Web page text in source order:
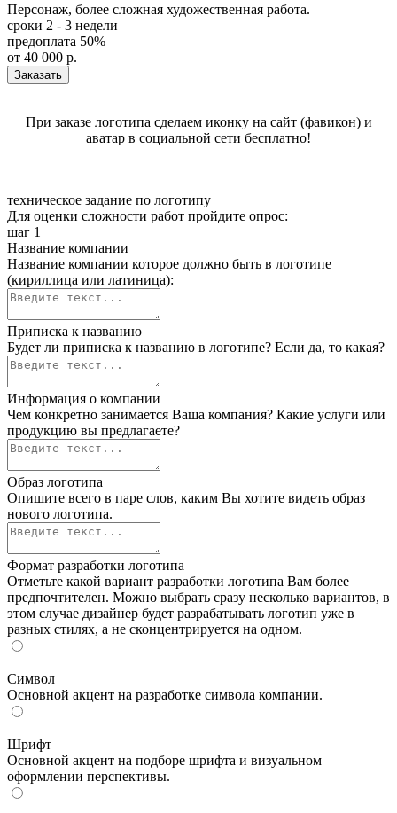
Персонаж, более сложная художественная работа.
сроки 2 - 3 недели
предоплата 50%
от 40 000 р.
Заказать
При заказе логотипа сделаем иконку на сайт (фавикон) и
аватар в социальной сети бесплатно!
техническое задание по логотипу
Для оценки сложности работ пройдите опрос:
шаг 1
Название компании
Название компании которое должно быть в логотипе
(кириллица или латиница):
Приписка к названию
Будет ли приписка к названию в логотипе? Если да, то какая?
Информация о компании
Чем конкретно занимается Ваша компания? Какие услуги или
продукцию вы предлагаете?
Образ логотипа
Опишите всего в паре слов, каким Вы хотите видеть образ
нового логотипа.
Формат разработки логотипа
Отметьте какой вариант разработки логотипа Вам более
предпочтителен. Можно выбрать сразу несколько вариантов, в
этом случае дизайнер будет разрабатывать логотип уже в
разных стилях, а не сконцентрируется на одном.
Символ
Основной акцент на разработке символа компании.
Шрифт
Основной акцент на подборе шрифта и визуальном
оформлении перспективы.